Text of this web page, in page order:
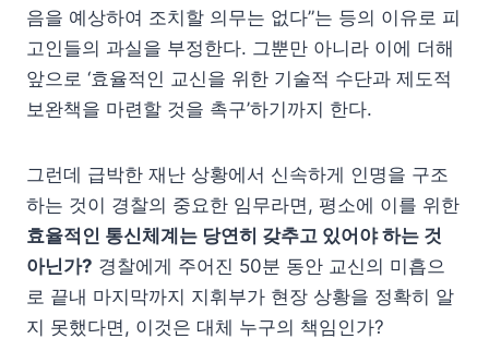
음을 예상하여 조치할 의무는 없다”는 등의 이유로 피
고인들의 과실을 부정한다. 그뿐만 아니라 이에 더해
앞으로 ‘효율적인 교신을 위한 기술적 수단과 제도적
보완책을 마련할 것을 촉구’하기까지 한다.
그런데 급박한 재난 상황에서 신속하게 인명을 구조
하는 것이 경찰의 중요한 임무라면, 평소에 이를 위한
효율적인 통신체계는 당연히 갖추고 있어야 하는 것
아닌가? 경찰에게 주어진 50분 동안 교신의 미흡으
로 끝내 마지막까지 지휘부가 현장 상황을 정확히 알
지 못했다면, 이것은 대체 누구의 책임인가?